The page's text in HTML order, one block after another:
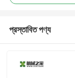
প্রস্তাবিত পণ্য